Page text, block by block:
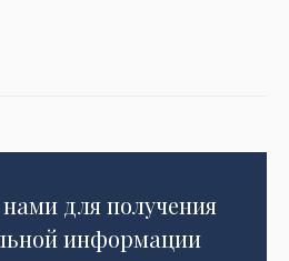
для получения
информации